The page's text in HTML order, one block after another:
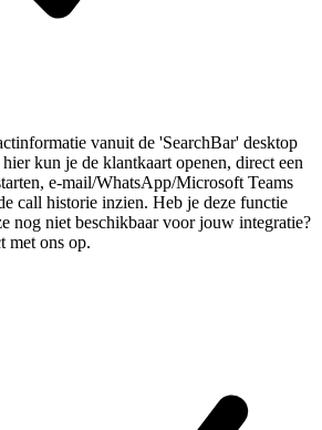
vanuit de 'SearchBar' desktop
kun je de klantkaart openen, direct een
e-mail/WhatsApp/Microsoft Teams
call historie inzien. Heb je deze functie
nog niet beschikbaar voor jouw integratie?
met ons op.